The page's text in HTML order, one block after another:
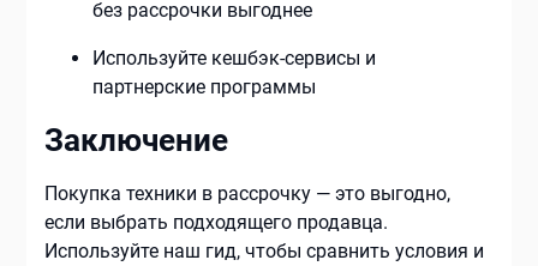
без рассрочки выгоднее
Используйте кешбэк-сервисы и
партнерские программы
Заключение
Покупка техники в рассрочку — это выгодно,
если выбрать подходящего продавца.
Используйте наш гид, чтобы сравнить условия и